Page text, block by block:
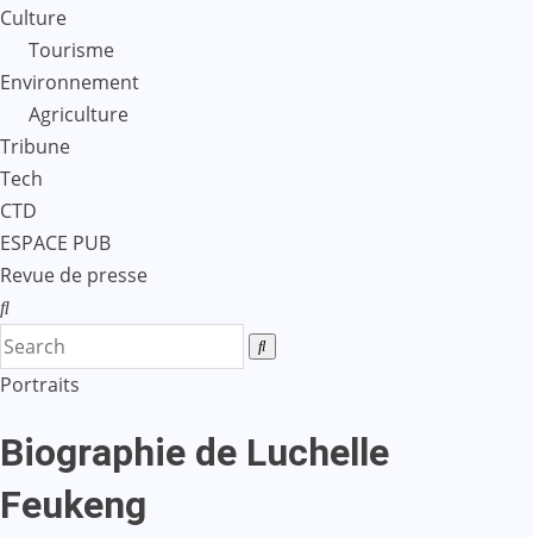
Culture
Tourisme
Environnement
Agriculture
Tribune
Tech
CTD
ESPACE PUB
Revue de presse
Portraits
Biographie de Luchelle
Feukeng